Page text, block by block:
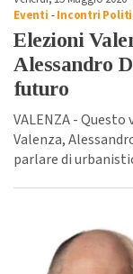
Eventi -Incontri
Elezioni
Alessandro
futuro
VALENZA -
Valenza,
parlare di